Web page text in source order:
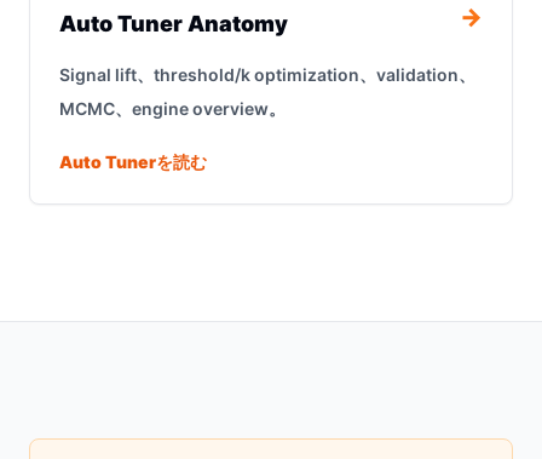
Auto Tuner Anatomy →
Signal lift、threshold/k optimization、validation、
MCMC、engine overview。
Auto Tunerを読む